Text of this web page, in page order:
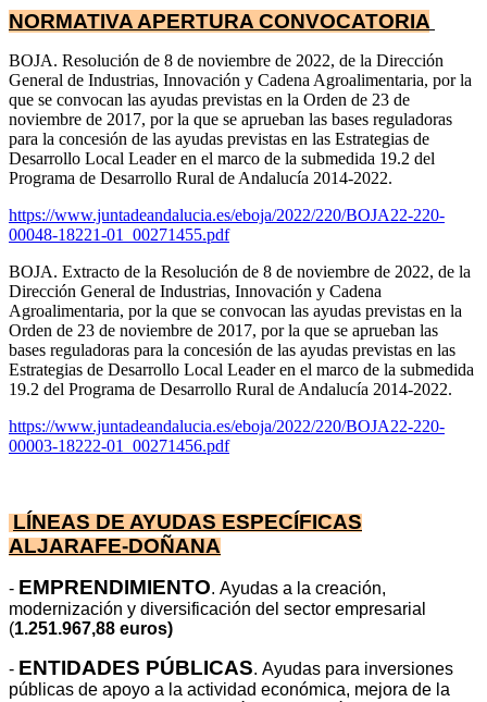
NORMATIVA APERTURA CONVOCATORIA
BOJA. Resolución de 8 de noviembre de 2022, de la Dirección
General de Industrias, Innovación y Cadena Agroalimentaria, por la
que se convocan las ayudas previstas en la Orden de 23 de
noviembre de 2017, por la que se aprueban las bases reguladoras
para la concesión de las ayudas previstas en las Estrategias de
Desarrollo Local Leader en el marco de la submedida 19.2 del
Programa de Desarrollo Rural de Andalucía 2014-2022.
https://www.juntadeandalucia.es/eboja/2022/220/BOJA22-220-
00048-18221-01_00271455.pdf
BOJA. Extracto de la Resolución de 8 de noviembre de 2022, de la
Dirección General de Industrias, Innovación y Cadena
Agroalimentaria, por la que se convocan las ayudas previstas en la
Orden de 23 de noviembre de 2017, por la que se aprueban las
bases reguladoras para la concesión de las ayudas previstas en las
Estrategias de Desarrollo Local Leader en el marco de la submedida
19.2 del Programa de Desarrollo Rural de Andalucía 2014-2022.
https://www.juntadeandalucia.es/eboja/2022/220/BOJA22-220-
00003-18222-01_00271456.pdf
LÍNEAS DE AYUDAS ESPECÍFICAS
ALJARAFE-DOÑANA
- EMPRENDIMIENTO. Ayudas a la creación,
modernización y diversificación del sector empresarial
(1.251.967,88 euros)
- ENTIDADES PÚBLICAS. Ayudas para inversiones
públicas de apoyo a la actividad económica, mejora de la